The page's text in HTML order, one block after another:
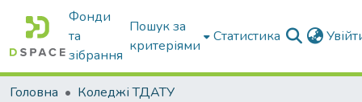
Фонди
та
зібрання
Пошук за
критеріями
Статистика
Головна
Коледжі ТДАТУ